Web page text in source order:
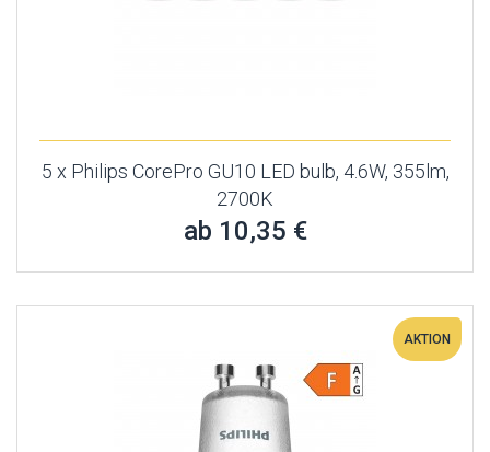
5 x Philips CorePro GU10 LED bulb, 4.6W, 355lm,
2700K
ab 10,35 €
AKTION